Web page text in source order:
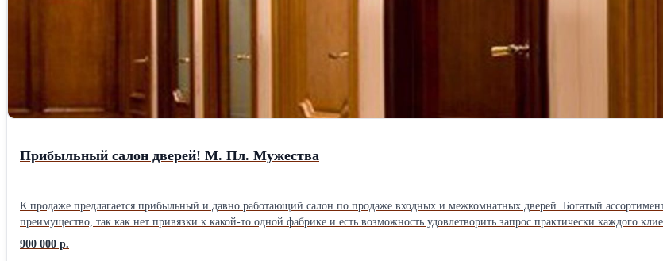
Прибыльный салон дверей! М. Пл. Мужества
К продаже предлагается прибыльный и давно работающий салон по продаже входных и межкомнатных дверей. Богатый
преимущество, так как нет привязки к какой-то одной фабрике и есть возможность удовлетворить запрос практически каждого клиента. Доставка
шоурум с выставкой более 40 моделей дверей. Помещение салона площадью 41 кв. м расположено в популярном ТЦ с высокой
Арендная ставка для этого места очень низкая и составляет всего 48 400 рублей, дополнительно оплачиваются КУ в размере 1200 рублей.
900 000 р.